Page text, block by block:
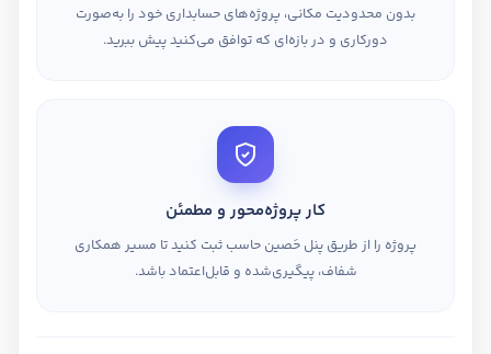
بدون محدودیت مکانی، پروژه‌های حسابداری خود را به‌صورت
دورکاری و در بازه‌ای که توافق می‌کنید پیش ببرید.
کار پروژه‌محور و مطمئن
پروژه را از طریق پنل حَصین حاسب ثبت کنید تا مسیر همکاری
شفاف، پیگیری‌شده و قابل‌اعتماد باشد.